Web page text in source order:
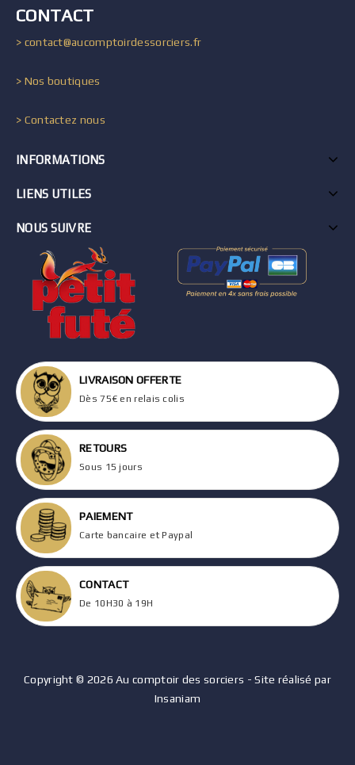
CONTACT
> contact@aucomptoirdessorciers.fr
> Nos boutiques
> Contactez nous
INFORMATIONS
LIENS UTILES
NOUS SUIVRE
LIVRAISON OFFERTE
Dès 75€ en relais colis
RETOURS
Sous 15 jours
PAIEMENT
Carte bancaire et Paypal
CONTACT
De 10H30 à 19H
Copyright © 2026 Au comptoir des sorciers - Site réalisé par
Insaniam